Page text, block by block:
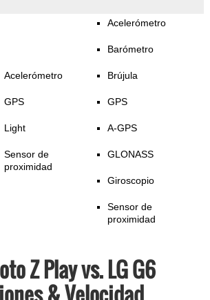
Acelerómetro
GPS
Light
Sensor de
proximidad
Acelerómetro
Barómetro
Brújula
GPS
A-GPS
GLONASS
Giroscopio
Sensor de
proximidad
Z Play vs. LG G6